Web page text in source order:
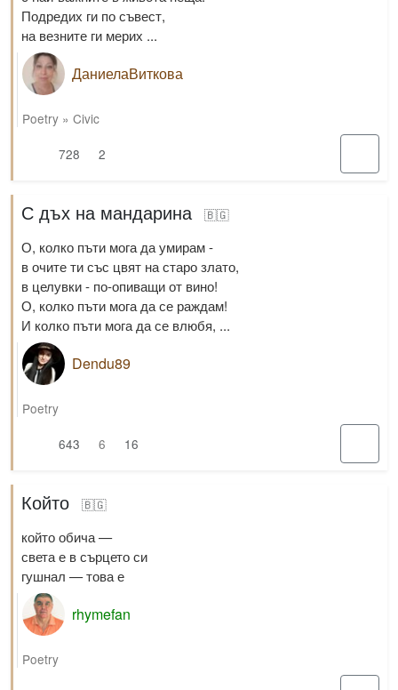
Подредих ги по съвест,
на везните ги мерих ...
ДаниелаВиткова
Poetry » Civic
728
2
С дъх на мандарина 🇧🇬
О, колко пъти мога да умирам -
в очите ти със цвят на старо злато,
в целувки - по-опиващи от вино!
О, колко пъти мога да се раждам!
И колко пъти мога да се влюбя, ...
Dendu89
Poetry
643
6 16
Който 🇧🇬
който обича —
света е в сърцето си
гушнал — това е
rhymefan
Poetry